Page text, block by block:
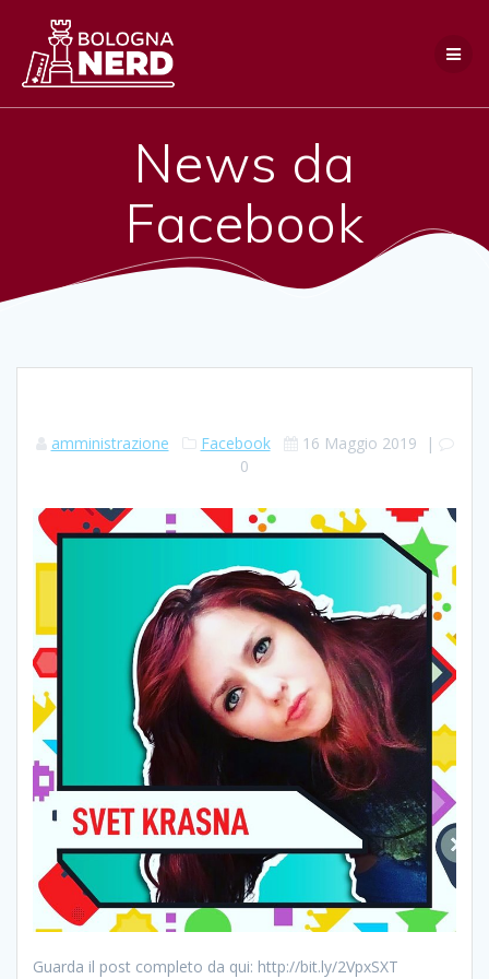
News da
Facebook
amministrazione Facebook 16 Maggio 2019 |
0
Guarda il post completo da qui: http://bit.ly/2VpxSXT